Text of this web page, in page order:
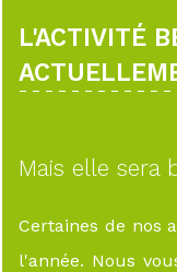
L'ACTIVITÉ
Mais elle sera
Certaines de nos
l'année. Nous